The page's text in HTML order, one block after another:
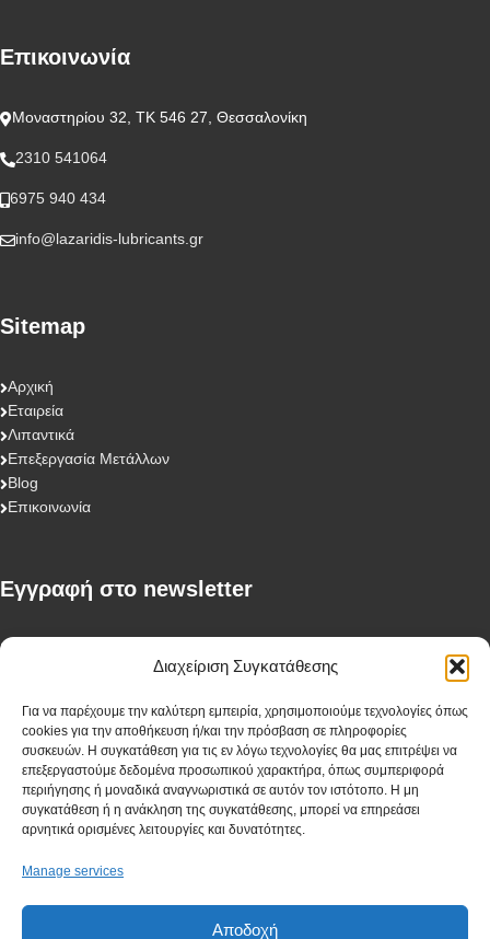
Διαχείριση Συγκατάθεσης
Για να παρέχουμε την καλύτερη εμπειρία, χρησιμοποιούμε τεχνολογίες όπως
cookies για την αποθήκευση ή/και την πρόσβαση σε πληροφορίες
συσκευών. Η συγκατάθεση για τις εν λόγω τεχνολογίες θα μας επιτρέψει να
επεξεργαστούμε δεδομένα προσωπικού χαρακτήρα, όπως συμπεριφορά
περιήγησης ή μοναδικά αναγνωριστικά σε αυτόν τον ιστότοπο. Η μη
συγκατάθεση ή η ανάκληση της συγκατάθεσης, μπορεί να επηρεάσει
αρνητικά ορισμένες λειτουργίες και δυνατότητες.
Manage services
Αποδοχή
Επικοινωνία
Μοναστηρίου 32, ΤΚ 546 27, Θεσσαλονίκη
2310 541064
6975 940 434
info@lazaridis-lubricants.gr
Sitemap
Αρχική
Εταιρεία
Λιπαντικά
Επεξεργασία Μετάλλων
Blog
Επικοινωνία
Eγγραφή στο newsletter
First Name
Last Name